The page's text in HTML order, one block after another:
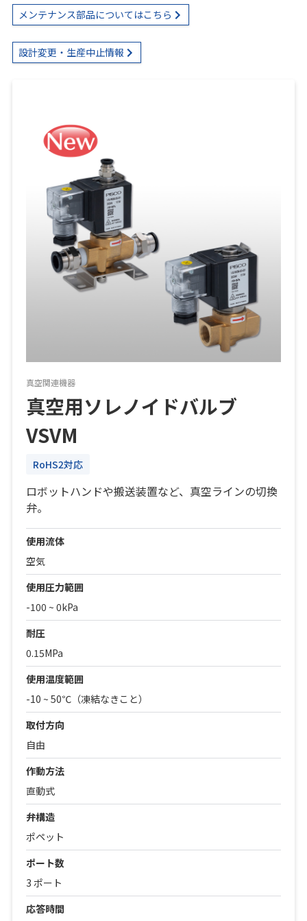
メンテナンス部品についてはこちら
設計変更・生産中止情報
真空関連機器
真空用ソレノイドバルブ
VSVM
RoHS2対応
ロボットハンドや搬送装置など、真空ラインの切換
弁。
使用流体
空気
使用圧力範囲
-100 ~ 0kPa
耐圧
0.15MPa
使用温度範囲
-10 ~ 50℃（凍結なきこと）
取付方向
自由
作動方法
直動式
弁構造
ポペット
ポート数
3 ポート
応答時間